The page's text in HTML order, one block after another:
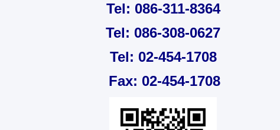
Tel: 086-311-8364
Tel: 086-308-0627
Tel: 02-454-1708
Fax: 02-454-1708